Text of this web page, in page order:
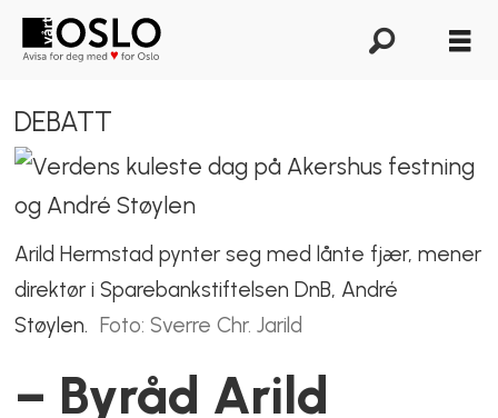
DEBATT
Arild Hermstad pynter seg med lånte fjær, mener
direktør i Sparebankstiftelsen DnB, André
Støylen. Foto: Sverre Chr. Jarild
– Byråd Arild